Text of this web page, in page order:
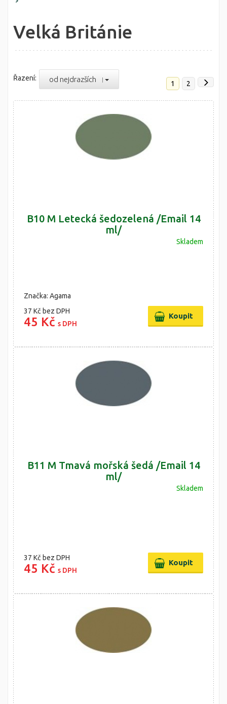
Velká Británie
Řazení: od nejdrazších 1 2
B10 M Letecká šedozelená /Email 14
ml/
Skladem
Značka: Agama
37 Kč bez DPH
45 Kč s DPH
B11 M Tmavá mořská šedá /Email 14
ml/
Skladem
37 Kč bez DPH
45 Kč s DPH